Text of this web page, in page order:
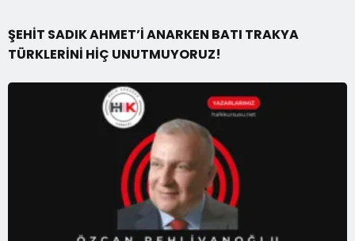
ŞEHİT SADIK AHMET’İ ANARKEN BATI TRAKYA
TÜRKLERİNİ HİÇ UNUTMUYORUZ!